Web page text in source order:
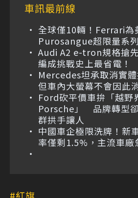
車訊最前線
全球僅10輛！Ferrari為
Purosangue超限量系列
Audi A2 e-tron規格搶
編成挑戰史上最省電！
Mercedes坦承取消實
但車內大螢幕不會因此
Ford砍平價車拚「越野
Porsche」 品牌轉型
群拱手讓人
中國車企極限洗牌！新
率僅剩1.5%，主流車廠
紅旗